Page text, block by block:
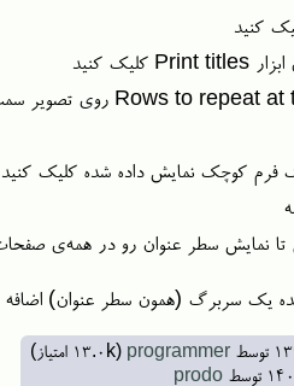
یک سربرگ (همون سطر عنوان)
توسط programmer
(
13.0k امتیاز)
توسط prodo